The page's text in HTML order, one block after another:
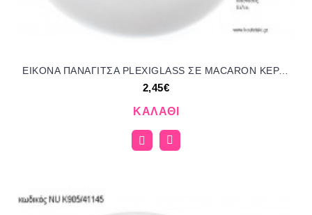
ΕΙΚΟΝΑ ΠΑΝΑΓΙΤΣΑ PLEXIGLASS ΣΕ MACARON ΚΕΡΑΜΙΚΟ για μπομπονιέρες γούρι δώρο NU-K908/51145 2.45€!!!
2,45€
ΚΑΛΆΘΙ